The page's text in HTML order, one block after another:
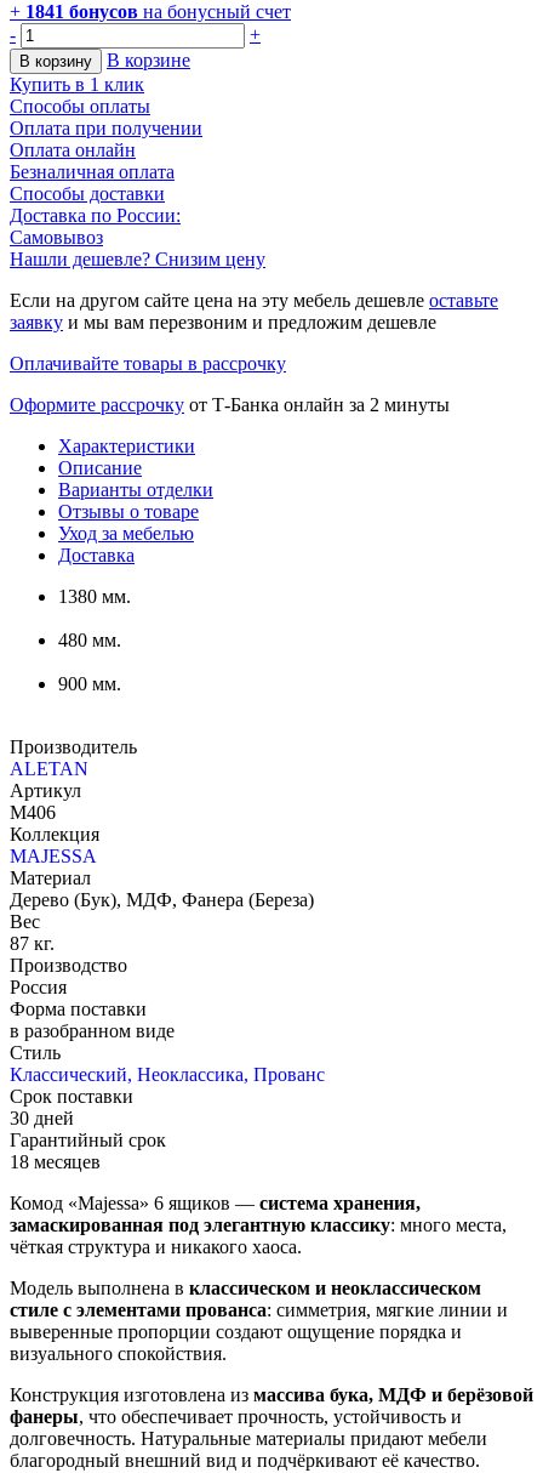
+ 1841 бонусов на бонусный счет
-
+
В корзину
В корзине
Купить в 1 клик
Способы оплаты
Оплата при получении
Оплата онлайн
Безналичная оплата
Способы доставки
Доставка по России:
Самовывоз
Нашли дешевле? Снизим цену
Если на другом сайте цена на эту мебель дешевле оставьте
заявку и мы вам перезвоним и предложим дешевле
Оплачивайте товары в рассрочку
Оформите рассрочку от Т-Банка онлайн за 2 минуты
Характеристики
Описание
Варианты отделки
Отзывы о товаре
Уход за мебелью
Доставка
1380 мм.
480 мм.
900 мм.
Производитель
ALETAN
Артикул
М406
Коллекция
MAJESSA
Материал
Дерево (Бук), МДФ, Фанера (Береза)
Вес
87 кг.
Производство
Россия
Форма поставки
в разобранном виде
Стиль
Классический, Неоклассика, Прованс
Срок поставки
30 дней
Гарантийный срок
18 месяцев
Комод «Majessa» 6 ящиков — система хранения,
замаскированная под элегантную классику: много места,
чёткая структура и никакого хаоса.
Модель выполнена в классическом и неоклассическом
стиле с элементами прованса: симметрия, мягкие линии и
выверенные пропорции создают ощущение порядка и
визуального спокойствия.
Конструкция изготовлена из массива бука, МДФ и берёзовой
фанеры, что обеспечивает прочность, устойчивость и
долговечность. Натуральные материалы придают мебели
благородный внешний вид и подчёркивают её качество.